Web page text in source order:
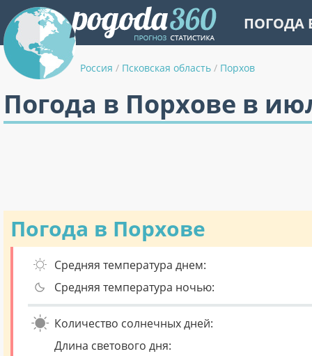
ПОГОДА
Россия / Псковская область / Порхов
Погода в Порхове в
Погода в Порхове
Средняя температура днем:
Средняя температура ночью:
Количество солнечных дней:
Длина светового дня: